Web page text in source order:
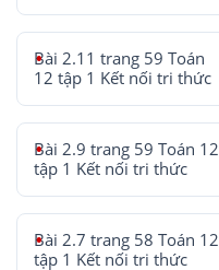
Bài 2.11 trang 59 Toán
12 tập 1 Kết nối tri thức
Bài 2.9 trang 59 Toán 12
tập 1 Kết nối tri thức
Bài 2.7 trang 58 Toán 12
tập 1 Kết nối tri thức